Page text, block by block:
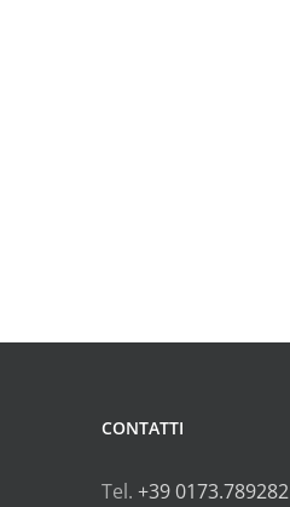
CONTATTI
Tel. +39 0173.789282